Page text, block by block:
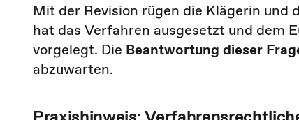
Mit der Revision rügen die Klägerin und
hat das Verfahren ausgesetzt und dem
vorgelegt. Die Beantwortung dieser
abzuwarten.